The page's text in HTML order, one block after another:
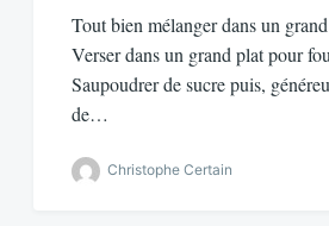
Tout bien mélanger dans un
Verser dans un grand plat pour
Saupoudrer de sucre puis,
de…
Christophe Certain